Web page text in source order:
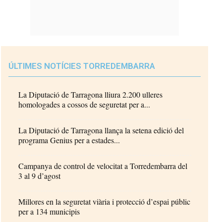
ÚLTIMES NOTÍCIES TORREDEMBARRA
La Diputació de Tarragona lliura 2.200 ulleres
homologades a cossos de seguretat per a...
La Diputació de Tarragona llança la setena edició del
programa Genius per a estades...
Campanya de control de velocitat a Torredembarra del
3 al 9 d’agost
Millores en la seguretat viària i protecció d’espai públic
per a 134 municipis